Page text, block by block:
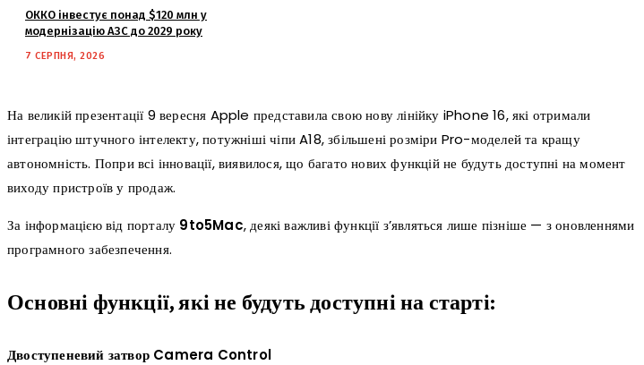
ОККО інвестує понад $120 млн у
модернізацію АЗС до 2029 року
7 СЕРПНЯ, 2026
На великій презентації 9 вересня Apple представила свою нову лінійку iPhone 16, які отримали
інтеграцію штучного інтелекту, потужніші чіпи A18, збільшені розміри Pro-моделей та кращу
автономність. Попри всі інновації, виявилося, що багато нових функцій не будуть доступні на момент
виходу пристроїв у продаж.
За інформацією від порталу 9to5Mac, деякі важливі функції з’являться лише пізніше — з оновленнями
програмного забезпечення.
Основні функції, які не будуть доступні на старті:
Двоступеневий затвор Camera Control